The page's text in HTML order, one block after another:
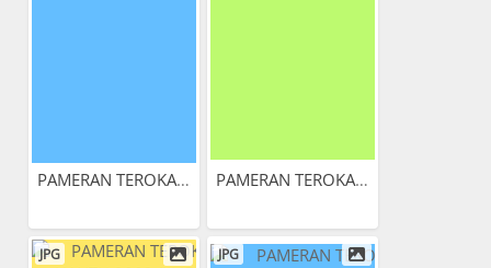
PAMERAN TEROKAI HANTU 2002... PAMERAN TEROKAI HANTU 2002...
JPG JPG